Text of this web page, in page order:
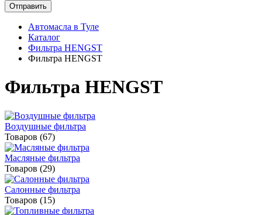
Отправить
Автомасла в Туле
Каталог
Фильтра HENGST
Фильтра HENGST
Фильтра HENGST
Воздушные фильтра
Товаров (67)
Масляные фильтра
Товаров (29)
Салонные фильтра
Товаров (15)